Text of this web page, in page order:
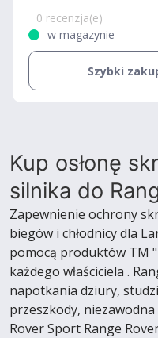
0 recenzja(e)
w magazynie
Szybki
Kup osłonę
silnika do
Zapewnienie ochrony
biegów i chłodnicy dla
pomocą produktów TM
każdego właściciela .
napotkania dziury,
przeszkody,
Rover Sport Range